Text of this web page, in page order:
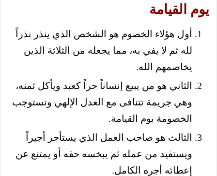
يوم القيامة
أول هؤلاء الخصوم هو الشخص الذي ينذر نذراً
لله ثم لا يفي به، مما يجعله من الثلاثة الذين
يخاصمهم الله.
الثاني هو من يبيع إنساناً حراً كعبد ويأكل ثمنه،
وهي جريمة تتنافى مع العدل الإلهي وتستوجب
الخصومة يوم القيامة.
الثالث هو صاحب العمل الذي يستأجر أجيراً
ويستفيد من عمله ثم يبخسه حقه أو يمتنع عن
إعطائه أجره الكامل.